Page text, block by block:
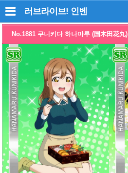
러브라이브! 인벤
No.1881 쿠니키다 하나마루 (国木田花丸)